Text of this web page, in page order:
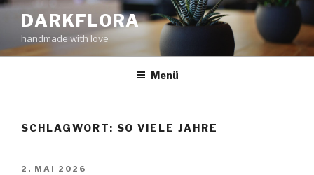
Zum
Inhalt
springen
DARKFLORA
handmade with love
Menü
SCHLAGWORT: SO VIELE JAHRE
VERÖFFENTLICHT
2. MAI 2026